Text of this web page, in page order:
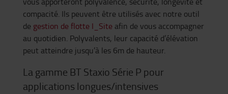
compacité. Ils peuvent être utilisés avec notre outil
de gestion de flotte I_Site afin de vous accompagner
au quotidien. Polyvalents, leur capacité d’élévation
peut atteindre jusqu’à les 6m de hauteur.
La gamme BT Staxio Série P pour
applications longues/intensives